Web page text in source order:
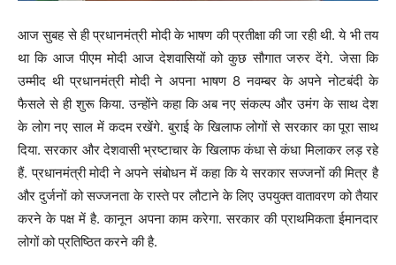
आज सुबह से ही प्रधानमंत्री मोदी के भाषण की प्रतीक्षा की जा रही थी. ये भी तय
था कि आज पीएम मोदी आज देशवासियों को कुछ सौगात जरुर देंगे. जेसा कि
उम्मीद थी प्रधानमंत्री मोदी ने अपना भाषण 8 नवम्बर के अपने नोटबंदी के
फैसले से ही शुरू किया. उन्होंने कहा कि अब नए संकल्प और उमंग के साथ देश
के लोग नए साल में कदम रखेंगे. बुराई के खिलाफ लोगों से सरकार का पूरा साथ
दिया. सरकार और देशवासी भ्रष्टाचार के खिलाफ कंधा से कंधा मिलाकर लड़ रहे
हैं. प्रधानमंत्री मोदी ने अपने संबोधन में कहा कि ये सरकार सज्जनों की मित्र है
और दुर्जनों को सज्जनता के रास्ते पर लौटाने के लिए उपयुक्त वातावरण को तैयार
करने के पक्ष में है. कानून अपना काम करेगा. सरकार की प्राथमिकता ईमानदार
लोगों को प्रतिष्ठित करने की है.